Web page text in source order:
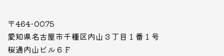
〒464-0075
愛知県名古屋市千種区内山３丁目１番１号
桜通内山ビル６Ｆ